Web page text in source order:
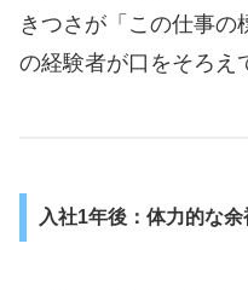
きつさが「この仕事の
の経験者が口をそろえ
入社1年後：体力的な